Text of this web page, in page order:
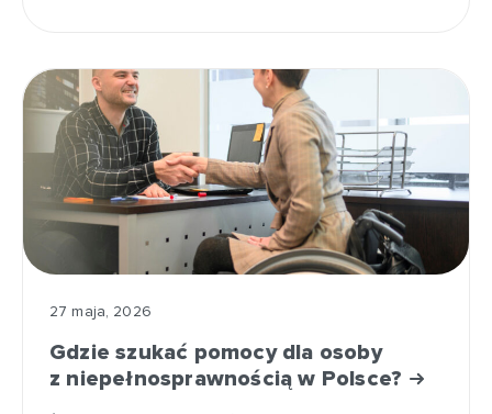
27 maja, 2026
Gdzie szukać pomocy dla osoby
z niepełnosprawnością w Polsce?